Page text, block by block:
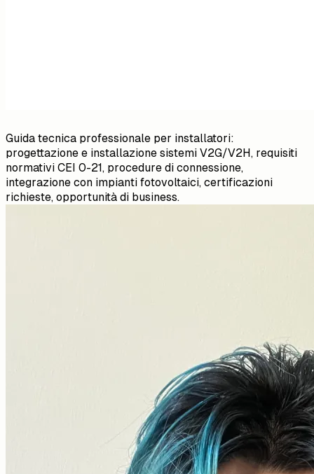
Guida tecnica professionale per installatori:
progettazione e installazione sistemi V2G/V2H, requisiti
normativi CEI 0-21, procedure di connessione,
integrazione con impianti fotovoltaici, certificazioni
richieste, opportunità di business.